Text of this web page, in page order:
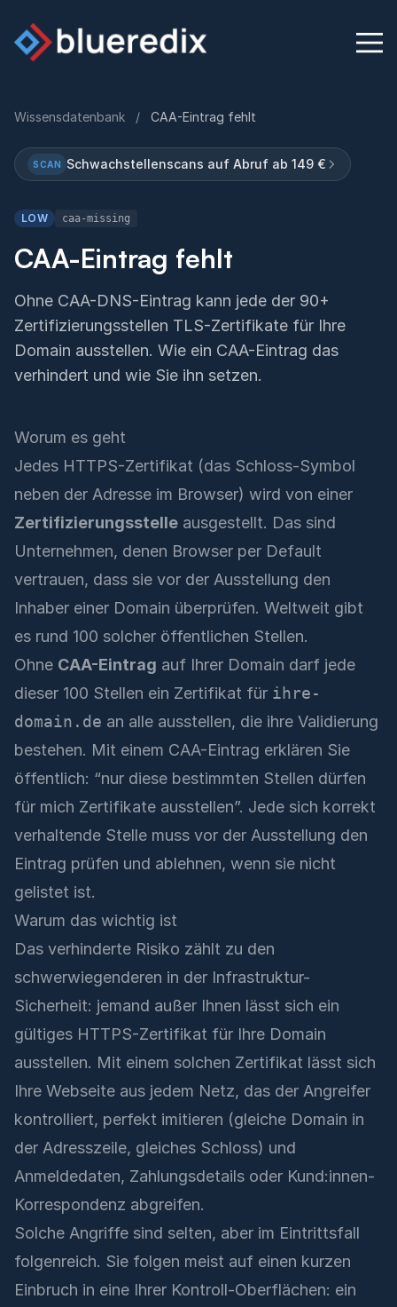
Physischer Security
Wissensdatenbank
Kontakt
English Deutsch
Wissensdatenbank / CAA-Eintrag fehlt
SCAN Schwachstellenscans auf Abruf ab 149 €
LOW caa-missing
CAA-Eintrag fehlt
Ohne CAA-DNS-Eintrag kann jede der 90+
Zertifizierungsstellen TLS-Zertifikate für Ihre
Domain ausstellen. Wie ein CAA-Eintrag das
verhindert und wie Sie ihn setzen.
Worum es geht
Jedes HTTPS-Zertifikat (das Schloss-Symbol
neben der Adresse im Browser) wird von einer
Zertifizierungsstelle ausgestellt. Das sind
Unternehmen, denen Browser per Default
vertrauen, dass sie vor der Ausstellung den
Inhaber einer Domain überprüfen. Weltweit gibt
es rund 100 solcher öffentlichen Stellen.
Ohne CAA-Eintrag auf Ihrer Domain darf jede
dieser 100 Stellen ein Zertifikat für ihre-
domain.de an alle ausstellen, die ihre Validierung
bestehen. Mit einem CAA-Eintrag erklären Sie
öffentlich: “nur diese bestimmten Stellen dürfen
für mich Zertifikate ausstellen”. Jede sich korrekt
verhaltende Stelle muss vor der Ausstellung den
Eintrag prüfen und ablehnen, wenn sie nicht
gelistet ist.
Warum das wichtig ist
Das verhinderte Risiko zählt zu den
schwerwiegenderen in der Infrastruktur-
Sicherheit: jemand außer Ihnen lässt sich ein
gültiges HTTPS-Zertifikat für Ihre Domain
ausstellen. Mit einem solchen Zertifikat lässt sich
Ihre Webseite aus jedem Netz, das der Angreifer
kontrolliert, perfekt imitieren (gleiche Domain in
der Adresszeile, gleiches Schloss) und
Anmeldedaten, Zahlungsdetails oder Kund:innen-
Korrespondenz abgreifen.
Solche Angriffe sind selten, aber im Eintrittsfall
folgenreich. Sie folgen meist auf einen kurzen
Einbruch in eine Ihrer Kontroll-Oberflächen: ein